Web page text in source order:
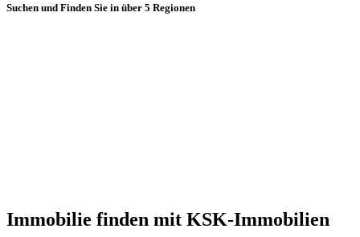
Suchen und Finden Sie in über 5 Regionen
Immobilie finden mit KSK-Immobilien